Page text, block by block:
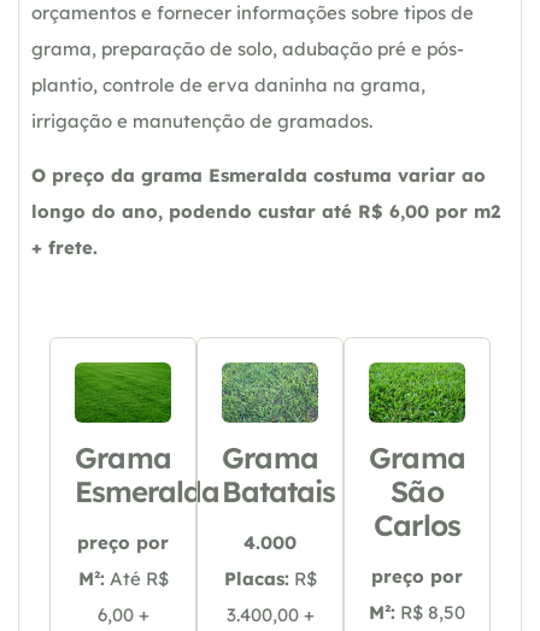
orçamentos e fornecer informações sobre tipos de
grama, preparação de solo, adubação pré e pós-
plantio, controle de erva daninha na grama,
irrigação e manutenção de gramados.
O preço da grama Esmeralda costuma variar ao
longo do ano, podendo custar até R$ 6,00 por m2
+ frete.
Grama
Esmeralda
preço por
M²: Até R$
6,00 +
Grama
Batatais
4.000
Placas: R$
3.400,00 +
Grama
São
Carlos
preço por
M²: R$ 8,50